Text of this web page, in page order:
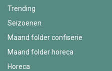
Trending
Seizoenen
Maand folder confiserie
Maand folder horeca
Horeca